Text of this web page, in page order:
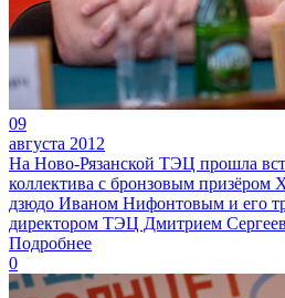
09
августа 2012
На Ново-Рязанской ТЭЦ прошла
коллектива с бронзовым
дзюдо Иваном Нифонтовым и его
директором ТЭЦ Дмитрием
Подробнее
0